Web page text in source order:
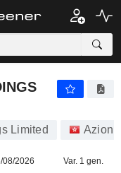
Limited Azioni
08/2026 Var. 1 gen.